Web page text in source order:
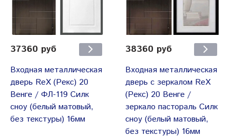
37360 руб
Входная металлическая
дверь ReX (Рекс) 20
Венге / ФЛ-119 Силк
сноу (белый матовый,
без текстуры) 16мм
38360 руб
Входная металлическая
дверь с зеркалом ReX
(Рекс) 20 Венге /
зеркало пастораль Силк
сноу (белый матовый,
без текстуры) 16мм